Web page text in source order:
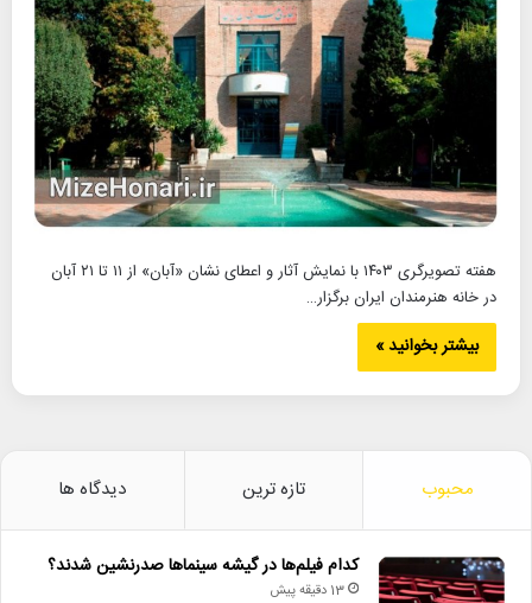
هفته تصویرگری ۱۴۰۳ با نمایش آثار و اعطای نشان «آبان» از ۱۱ تا ۲۱ آبان
در خانه هنرمندان ایران برگزار…
بیشتر بخوانید »
محبوب تازه ترین دیدگاه ها
کدام فیلم‌ها در گیشه سینماها صدرنشین شدند؟
13 دقیقه پیش